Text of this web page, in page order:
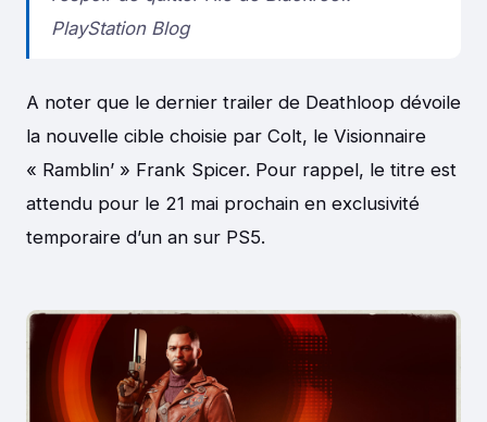
PlayStation Blog
A noter que le dernier trailer de Deathloop dévoile
la nouvelle cible choisie par Colt, le Visionnaire
« Ramblin’ » Frank Spicer. Pour rappel, le titre est
attendu pour le 21 mai prochain en exclusivité
temporaire d’un an sur PS5.